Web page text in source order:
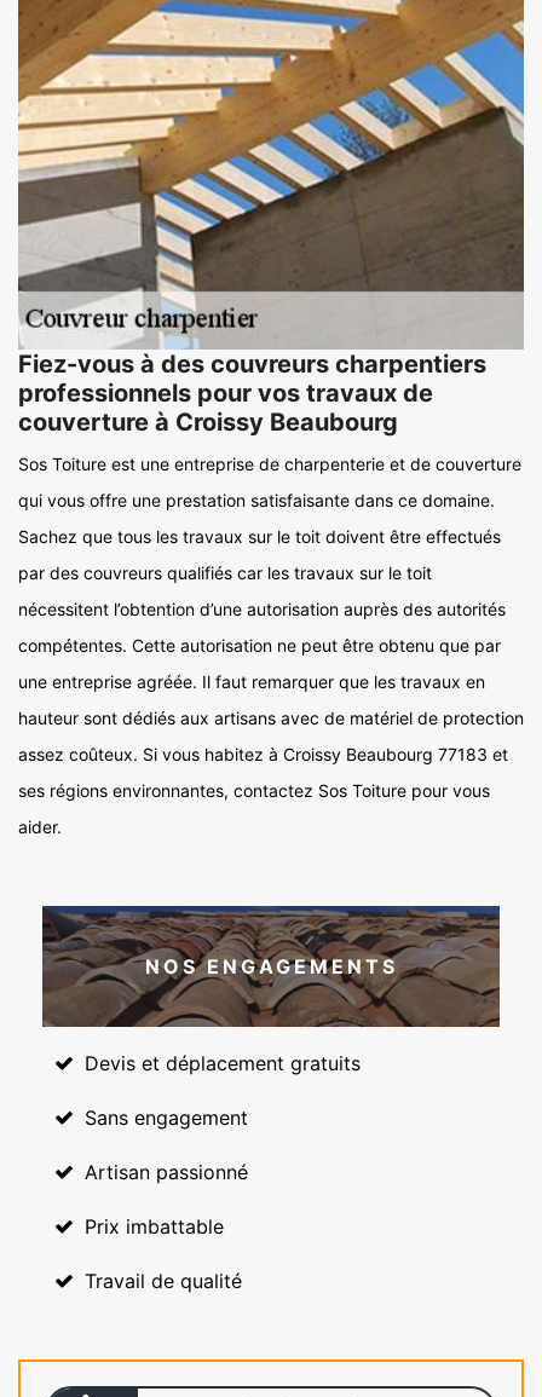
Fiez-vous à des couvreurs charpentiers
professionnels pour vos travaux de
couverture à Croissy Beaubourg
Sos Toiture est une entreprise de charpenterie et de couverture
qui vous offre une prestation satisfaisante dans ce domaine.
Sachez que tous les travaux sur le toit doivent être effectués
par des couvreurs qualifiés car les travaux sur le toit
nécessitent l’obtention d’une autorisation auprès des autorités
compétentes. Cette autorisation ne peut être obtenu que par
une entreprise agréée. Il faut remarquer que les travaux en
hauteur sont dédiés aux artisans avec de matériel de protection
assez coûteux. Si vous habitez à Croissy Beaubourg 77183 et
ses régions environnantes, contactez Sos Toiture pour vous
aider.
NOS ENGAGEMENTS
Devis et déplacement gratuits
Sans engagement
Artisan passionné
Prix imbattable
Travail de qualité